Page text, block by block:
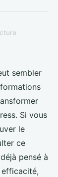
sembler
Si vous
le
ce
pensé à